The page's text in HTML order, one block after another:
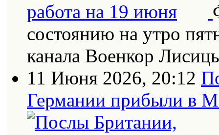
состоянию на утро
канала Военкор
11 Июня 2026, 20:12
Германии прибыли в